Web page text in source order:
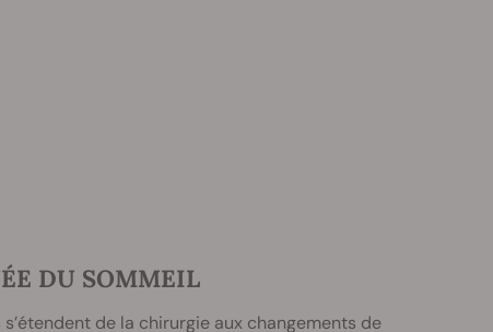
DU SOMMEIL
de la chirurgie aux changements de